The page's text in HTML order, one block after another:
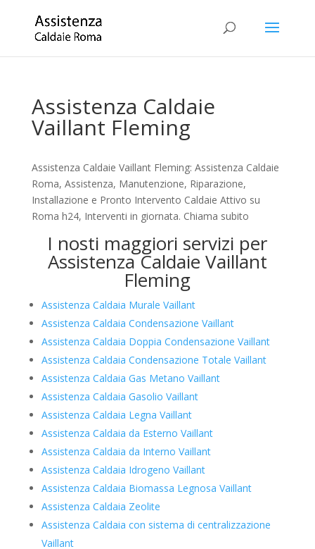
Assistenza Caldaie
Vaillant Fleming
Assistenza Caldaie Vaillant Fleming: Assistenza Caldaie
Roma, Assistenza, Manutenzione, Riparazione,
Installazione e Pronto Intervento Caldaie Attivo su
Roma h24, Interventi in giornata. Chiama subito
I nosti maggiori servizi per
Assistenza Caldaie Vaillant
Fleming
Assistenza Caldaia Murale Vaillant
Assistenza Caldaia Condensazione Vaillant
Assistenza Caldaia Doppia Condensazione Vaillant
Assistenza Caldaia Condensazione Totale Vaillant
Assistenza Caldaia Gas Metano Vaillant
Assistenza Caldaia Gasolio Vaillant
Assistenza Caldaia Legna Vaillant
Assistenza Caldaia da Esterno Vaillant
Assistenza Caldaia da Interno Vaillant
Assistenza Caldaia Idrogeno Vaillant
Assistenza Caldaia Biomassa Legnosa Vaillant
Assistenza Caldaia Zeolite
Assistenza Caldaia con sistema di centralizzazione
Vaillant